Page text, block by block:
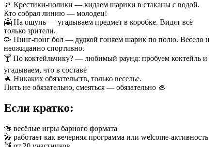
🥤 Крестики-нолики — кидаем шарики в стаканы с водой.
Кто собрал линию — молодец!
🤗 На ощупь — угадываем предмет в коробке. Видят всё
только зрители.
🥳 Пинг-понг бол — дудкой гоняем шарик по полю. Весело и
неожиданно спортивно.
🍸 По коктейльчику? — любимый раунд: пробуем коктейль и
угадываем, что в составе
🔥 Никаких обязательств, только веселье.
Пить не обязательно, смеяться — обязательно 🦪
Если кратко:
🍻 весёлые игры барного формата
🎤 работает как вечерняя программа или welcome-активность